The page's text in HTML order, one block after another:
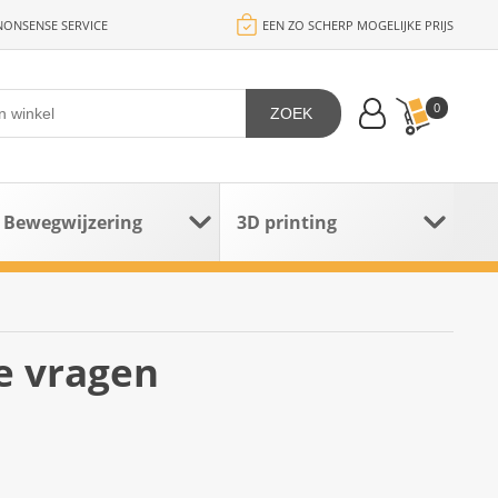
SERVICE EEN ZO SCHERP MOGELIJKE PRIJS
0
ZOEK
Bewegwijzering 3D printing
vragen